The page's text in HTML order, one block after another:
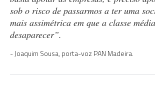
sob o risco de passarmos a ter uma
mais assimétrica em que a classe
desaparecer”.
Joaquim Sousa, porta-voz PAN Madeira.